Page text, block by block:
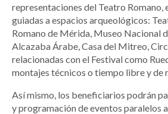
representaciones del Teatro Romano,
guiadas a espacios arqueológicos:
Romano de Mérida, Museo Nacional
Alcazaba Árabe, Casa del Mitreo,
relacionadas con el Festival como
montajes técnicos o tiempo libre y de
Así mismo, los beneficiarios podrán
y programación de eventos paralelos